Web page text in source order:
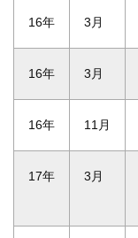
16年 3月
16年 3月
16年 11月
17年 3月